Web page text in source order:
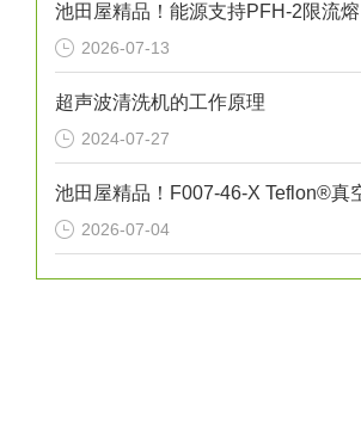
2026-07-13
超声波清洗机的工作原理
2024-07-27
2026-07-04